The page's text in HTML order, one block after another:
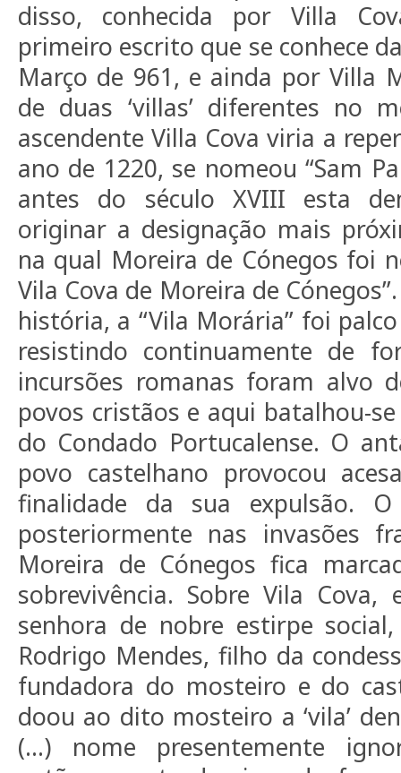
disso, conhecida por Villa
primeiro escrito que se conhece
Março de 961, e ainda por Villa
de duas ‘villas’ diferentes no
ascendente Villa Cova viria a
ano de 1220, se nomeou “Sam
antes do século XVIII esta
originar a designação mais
na qual Moreira de Cónegos foi
Vila Cova de Moreira de
história, a “Vila Morária” foi
resistindo continuamente de
incursões romanas foram alvo
povos cristãos e aqui batalhou-
do Condado Portucalense. O
povo castelhano provocou
finalidade da sua expulsão. O
posteriormente nas invasões
Moreira de Cónegos fica
sobrevivência. Sobre Vila Cova,
senhora de nobre estirpe
Rodrigo Mendes, filho da
fundadora do mosteiro e do
doou ao dito mosteiro a ‘vila’
(...) nome presentemente